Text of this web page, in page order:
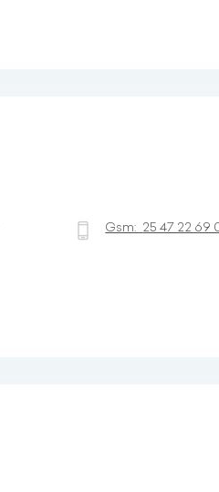
Gsm: 25 47 22 69